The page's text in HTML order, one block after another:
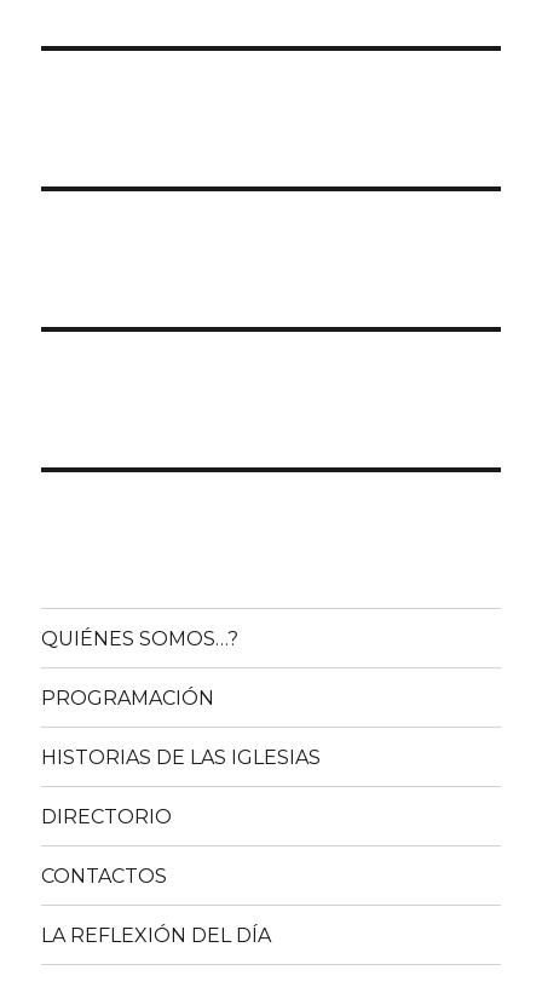
QUIÉNES SOMOS…?
PROGRAMACIÓN
HISTORIAS DE LAS IGLESIAS
DIRECTORIO
CONTACTOS
LA REFLEXIÓN DEL DÍA